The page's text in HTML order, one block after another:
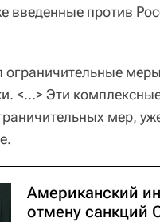
введенные против
ограничительные
<…> Эти
мер,
Американский
отмену санкций